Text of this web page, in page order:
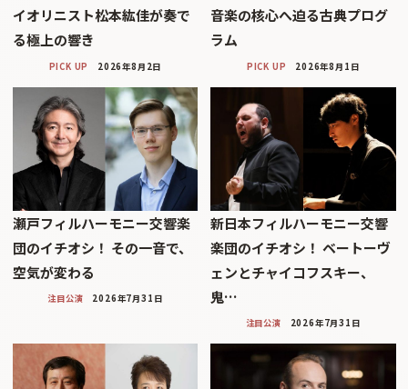
イオリニスト松本紘佳が奏で
る極上の響き
PICK UP 2026年8月2日
音楽の核心へ迫る古典プログ
ラム
PICK UP 2026年8月1日
瀬戸フィルハーモニー交響楽
団のイチオシ！ その一音で、
空気が変わる
注目公演 2026年7月31日
新日本フィルハーモニー交響
楽団のイチオシ！ ベートーヴ
ェンとチャイコフスキー、
鬼…
注目公演 2026年7月31日